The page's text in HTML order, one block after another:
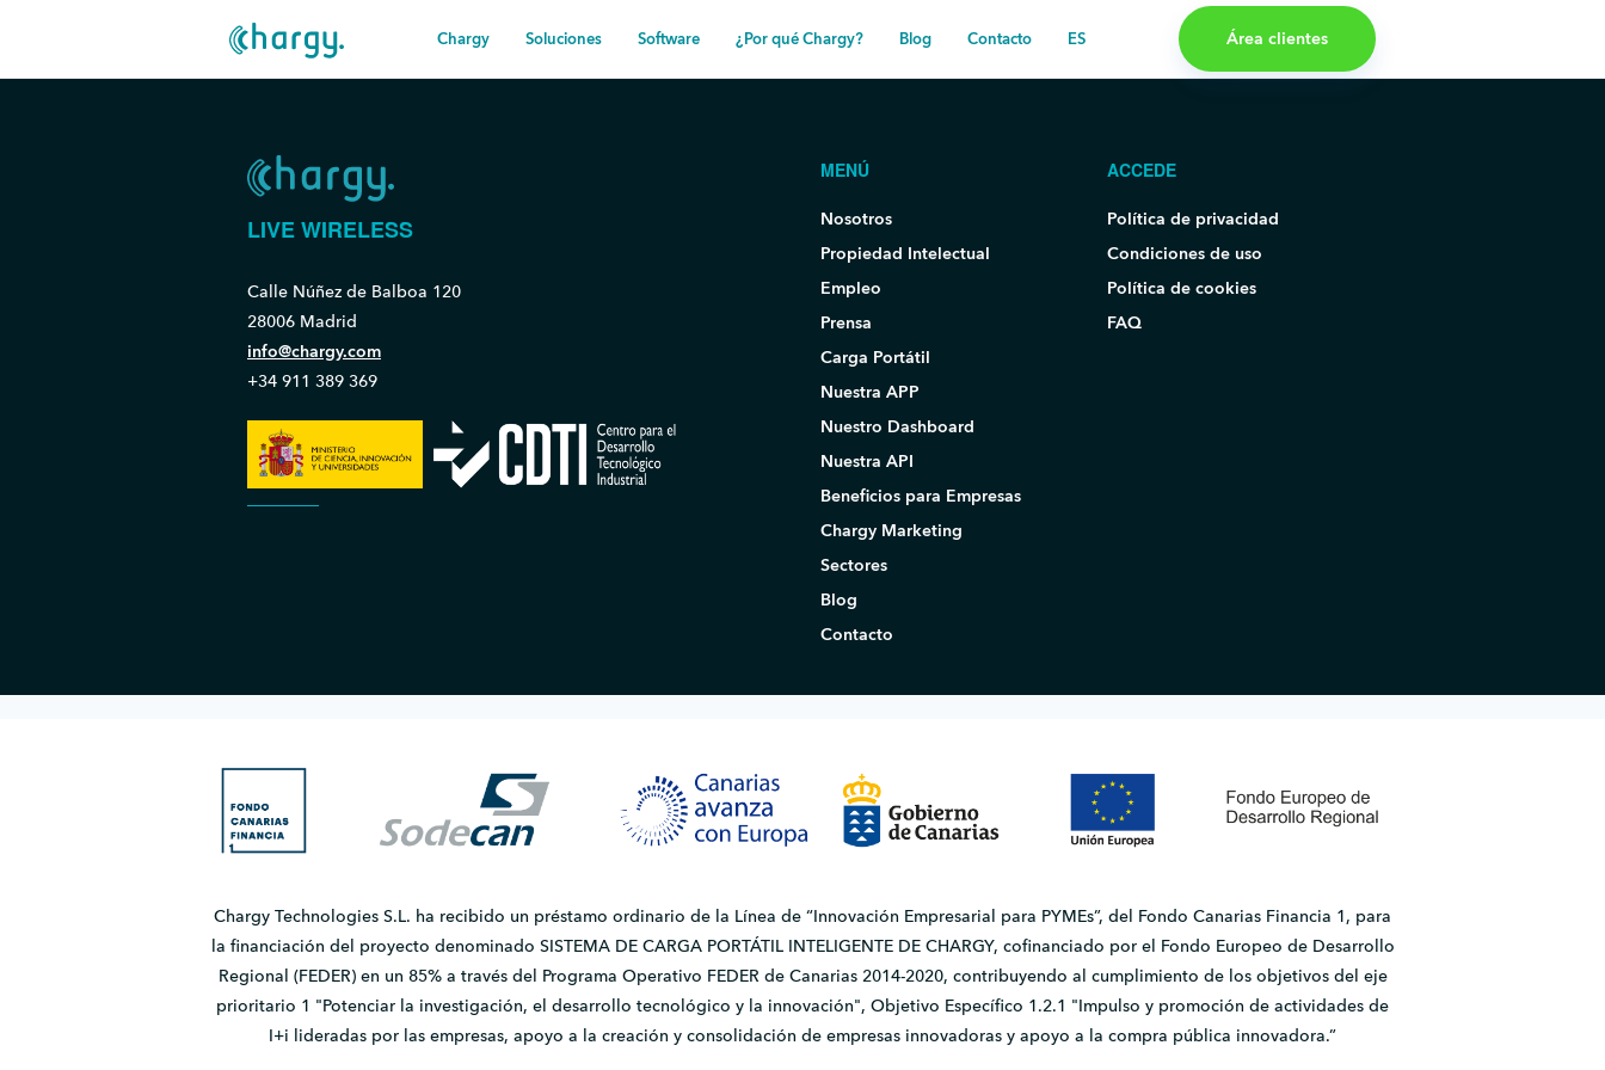
Chargy Soluciones Software ¿Por qué Chargy? Blog Contacto ES Área clientes
LIVE WIRELESS
Calle Núñez de Balboa 120
28006 Madrid
info@chargy.com
+34 911 389 369
MENÚ
Nosotros
Propiedad Intelectual
Empleo
Prensa
Carga Portátil
Nuestra APP
Nuestro Dashboard
Nuestra API
Beneficios para Empresas
Chargy Marketing
Sectores
Blog
Contacto
ACCEDE
Política de privacidad
Condiciones de uso
Política de cookies
FAQ
Chargy Technologies S.L. ha recibido un préstamo ordinario de la Línea de “Innovación Empresarial para PYMEs”, del Fondo Canarias Financia 1, para
la financiación del proyecto denominado SISTEMA DE CARGA PORTÁTIL INTELIGENTE DE CHARGY, cofinanciado por el Fondo Europeo de Desarrollo
Regional (FEDER) en un 85% a través del Programa Operativo FEDER de Canarias 2014-2020, contribuyendo al cumplimiento de los objetivos del eje
prioritario 1 "Potenciar la investigación, el desarrollo tecnológico y la innovación", Objetivo Específico 1.2.1 "Impulso y promoción de actividades de
I+i lideradas por las empresas, apoyo a la creación y consolidación de empresas innovadoras y apoyo a la compra pública innovadora.”